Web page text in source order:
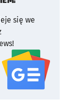
się we
serwisu